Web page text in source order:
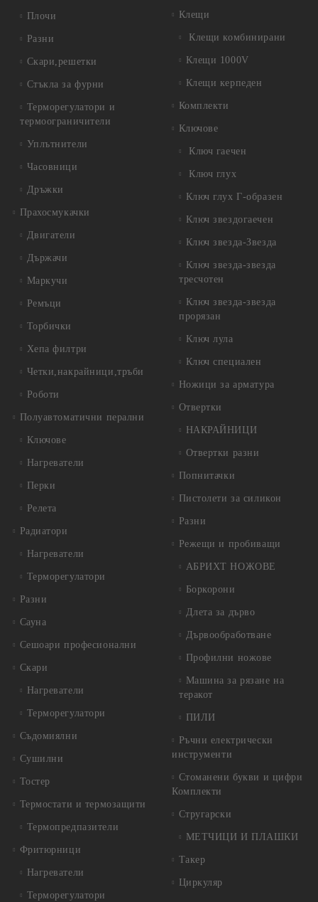
Плочи
Разни
Скари,решетки
Стъкла за фурни
Терморегулатори и
термоограничители
Уплътнители
Часовници
Дръжки
Прахосмукачки
Двигатели
Държачи
Маркучи
Ремъци
Торбички
Хепа филтри
Четки,накрайници,тръби
Роботи
Полуавтоматични перални
Ключове
Нагреватели
Перки
Релета
Радиатори
Нагреватели
Терморегулатори
Разни
Сауна
Сешоари професионални
Скари
Нагреватели
Терморегулатори
Съдомиялни
Сушилни
Тостер
Термостати и термозащити
Термопредпазители
Фритюрници
Нагреватели
Терморегулатори
Клещи
Клещи комбинирани
Клещи 1000V
Клещи керпеден
Комплекти
Ключове
Ключ гаечен
Ключ глух
Ключ глух Г-образен
Ключ звездогаечен
Ключ звезда-Звезда
Ключ звезда-звезда
тресчотен
Ключ звезда-звезда
прорязан
Ключ лула
Ключ специален
Ножици за арматура
Отвертки
НАКРАЙНИЦИ
Отвертки разни
Попнитачки
Пистолети за силикон
Разни
Режещи и пробиващи
АБРИХТ НОЖОВЕ
Боркорони
Длета за дърво
Дървообработване
Профилни ножове
Машина за рязане на
теракот
ПИЛИ
Ръчни електрически
инструменти
Стоманени букви и цифри
Комплекти
Стругарски
МЕТЧИЦИ И ПЛАШКИ
Такер
Циркуляр